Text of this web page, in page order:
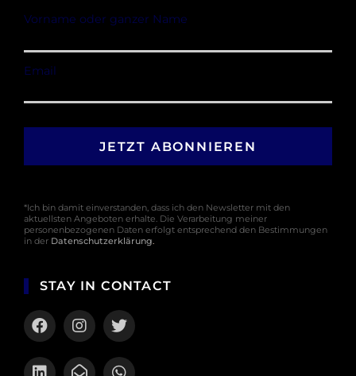
STAY IN CONTACT
Vorname oder ganzer Name
Email
*Ich bin damit einverstanden, dass ich den Newsletter mit den
aktuellsten Angeboten erhalte. Die Verarbeitung meiner
personenbezogenen Daten erfolgt entsprechend den Bestimmungen
in der Datenschutzerklärung.